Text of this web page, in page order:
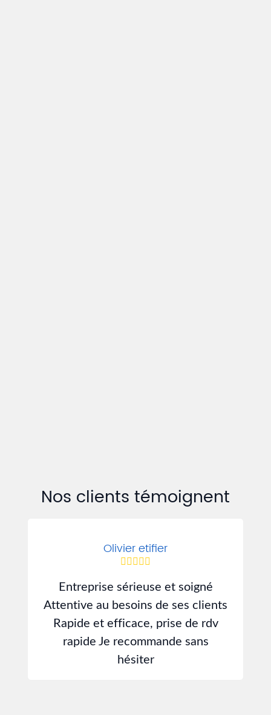
Nos clients témoignent
Olivier etifier
Entreprise sérieuse et soigné
Attentive au besoins de ses clients
Rapide et efficace, prise de rdv
rapide Je recommande sans
hésiter